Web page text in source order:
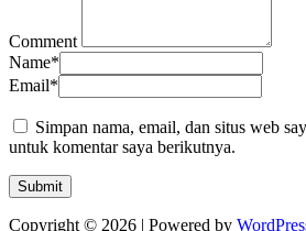
Comment
Name*
Email*
Simpan nama, email, dan situs web
untuk komentar saya berikutnya.
Copyright © 2026 | Powered by